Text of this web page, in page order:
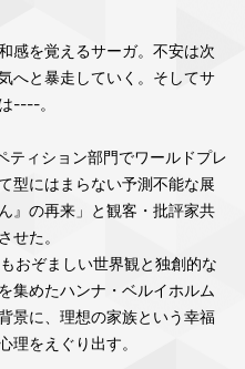
感を覚えるサーガ。不安は次
へと暴走していく。そしてサ
----。
ティション部門でワールドプレ
型にはまらない予測不能な展
』の再来」と観客・批評家共
せた。
おぞましい世界観と独創的な
集めたハンナ・ベルイホルム
景に、理想の家族という幸福
理をえぐり出す。